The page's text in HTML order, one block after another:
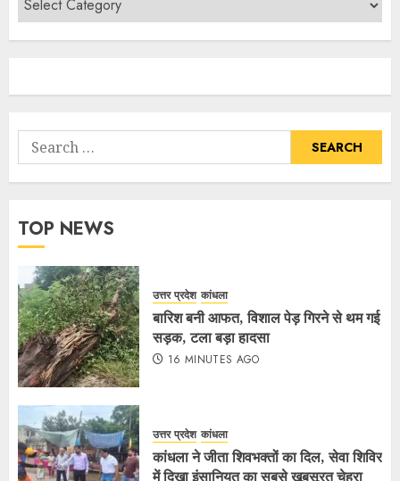
TOP NEWS
उत्तर प्रदेश कांधला
बारिश बनी आफत, विशाल पेड़ गिरने से थम गई
सड़क, टला बड़ा हादसा
16 MINUTES AGO
उत्तर प्रदेश कांधला
कांधला ने जीता शिवभक्तों का दिल, सेवा शिविर
में दिखा इंसानियत का सबसे खूबसूरत चेहरा